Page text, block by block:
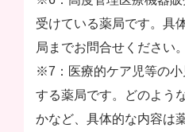
受けている薬局です。具
局までお問合せください。
※7：医療的ケア児等の
する薬局です。どのよう
かなど、具体的な内容は